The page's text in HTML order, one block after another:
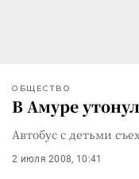
ОБЩЕСТВО
В Амуре
Автобус с детьми
2 июля 2008, 10:41